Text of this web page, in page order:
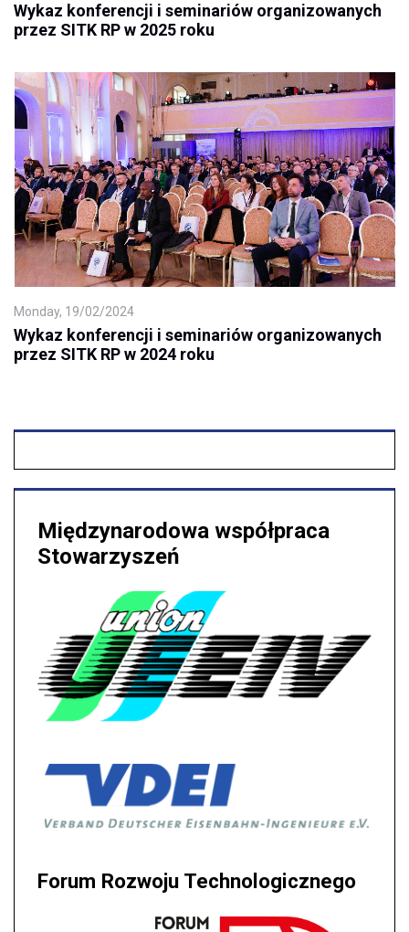
Wykaz konferencji i seminariów organizowanych
przez SITK RP w 2025 roku
Monday, 19/02/2024
Wykaz konferencji i seminariów organizowanych
przez SITK RP w 2024 roku
Międzynarodowa współpraca
Stowarzyszeń
Forum Rozwoju Technologicznego